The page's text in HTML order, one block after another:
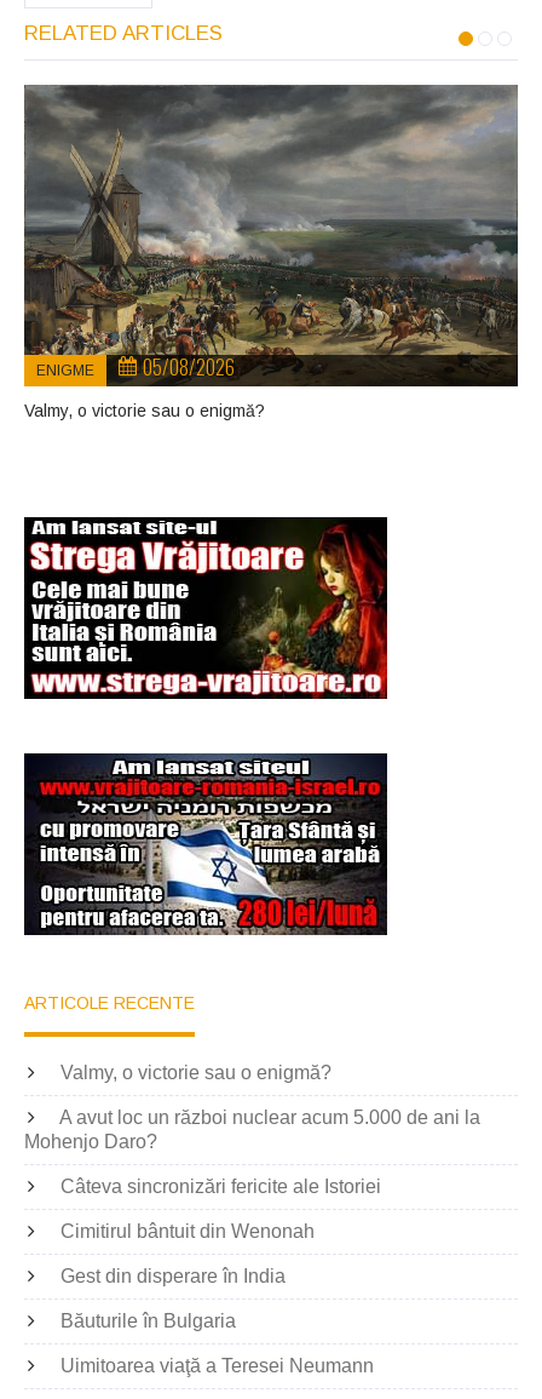
RELATED ARTICLES
ENIGME 05/08/2026
Valmy, o victorie sau o enigmă?
ARTICOLE RECENTE
Valmy, o victorie sau o enigmă?
A avut loc un război nuclear acum 5.000 de ani la
Mohenjo Daro?
Câteva sincronizări fericite ale Istoriei
Cimitirul bântuit din Wenonah
Gest din disperare în India
Băuturile în Bulgaria
Uimitoarea viaţă a Teresei Neumann